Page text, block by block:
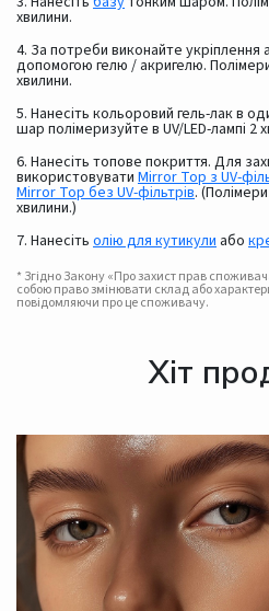
хвилини.
4. За потреби виконайте
допомогою гелю / акригелю.
хвилини.
5. Нанесіть кольоровий гель-лак в
шар полімеризуйте в UV/LED-лампі 2
6. Нанесіть топове покриття. Для
використовувати Mirror Top з UV-
Mirror Top без UV-фільтрів.
хвилини.)
7. Нанесіть олію для кутикули або
* Згідно Закону «Про захист прав
собою право змінювати склад або
повідомляючи про це споживачу.
Хіт